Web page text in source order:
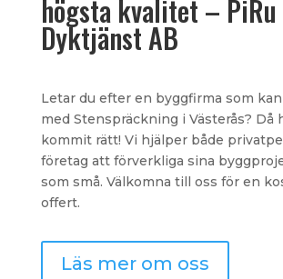
högsta kvalitet –
Dyktjänst AB
Letar du efter en byggfirma som
med Stenspräckning i Västerås? Då
kommit rätt! Vi hjälper både
företag att förverkliga sina
som små. Välkomna till oss för en
offert.
Läs mer om oss